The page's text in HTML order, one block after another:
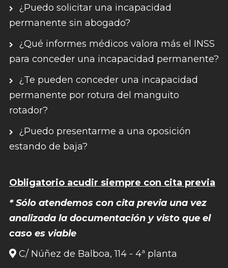
¿Puedo solicitar una incapacidad
permanente sin abogado?
¿Qué informes médicos valora más el INSS
para conceder una incapacidad permanente?
¿Te pueden conceder una incapacidad
permanente por rotura del manguito
rotador?
¿Puedo presentarme a una oposición
estando de baja?
Obligatorio acudir siempre con cita previa
* Sólo atendemos con cita previa una vez
analizada la documentación y visto que el
caso es viable
C/ Núñez de Balboa, 114 - 4ª planta